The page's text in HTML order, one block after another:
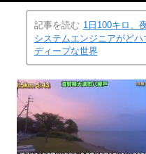
記事を読む 1日100キロ、
システムエンジニアがどハ
ディープな世界